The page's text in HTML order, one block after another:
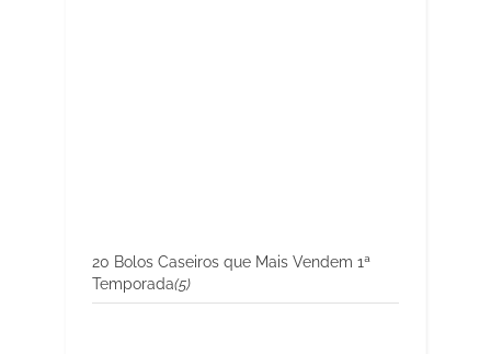
20 Bolos Caseiros que Mais Vendem 1ª
Temporada(5)